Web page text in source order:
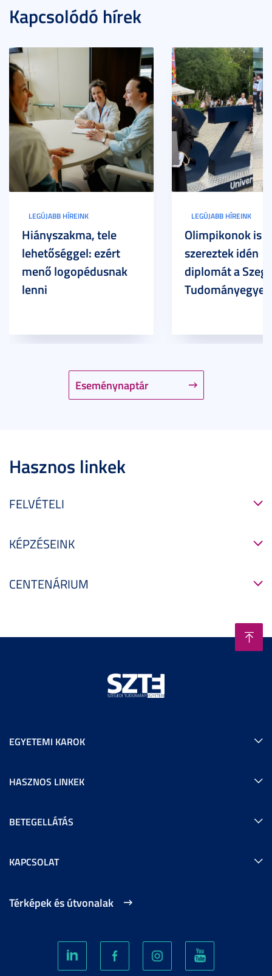
Kapcsolódó hírek
Eseménynaptár
LEGÚJABB HÍREINK
Hiányszakma, tele
lehetőséggel: ezért
menő logopédusnak
lenni
LEGÚJABB HÍREINK
Olimpikonok is
szereztek idén
diplomát a
Hasznos linkek
FELVÉTELI
KÉPZÉSEINK
CENTENÁRIUM
EGYETEMI KAROK
HASZNOS LINKEK
BETEGELLÁTÁS
KAPCSOLAT
Térképek és útvonalak